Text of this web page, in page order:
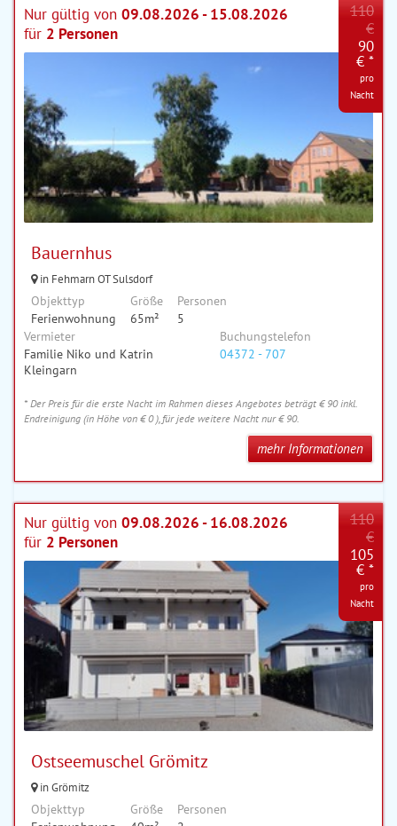
Nur gültig von 09.08.2026 - 15.08.2026
für 2 Personen
Bauernhus
in Fehmarn OT Sulsdorf
Objekttyp
Ferienwohnung
Größe
65m²
Personen
5
110
€
90
€ *
pro
Nacht
Vermieter
Familie Niko und Katrin
Kleingarn
Buchungstelefon
04372 - 707
* Der Preis für die erste Nacht im Rahmen dieses Angebotes beträgt € 90 inkl.
Endreinigung (in Höhe von € 0 ), für jede weitere Nacht nur € 90.
mehr Informationen
Nur gültig von 09.08.2026 - 16.08.2026
für 2 Personen
Ostseemuschel Grömitz
in Grömitz
Objekttyp
Größe
Personen
110
€
105
€ *
pro
Nacht